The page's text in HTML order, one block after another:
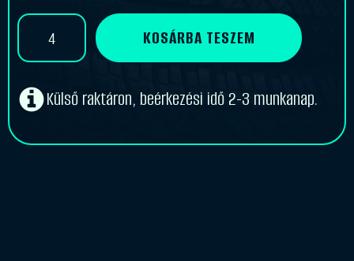
was:
990 Ft.
is:
800 Ft.
Központosító
70,4-
mennyiség
KOSÁRBA TESZEM
Külső raktáron, beérkezési idő 2-3 munkanap.